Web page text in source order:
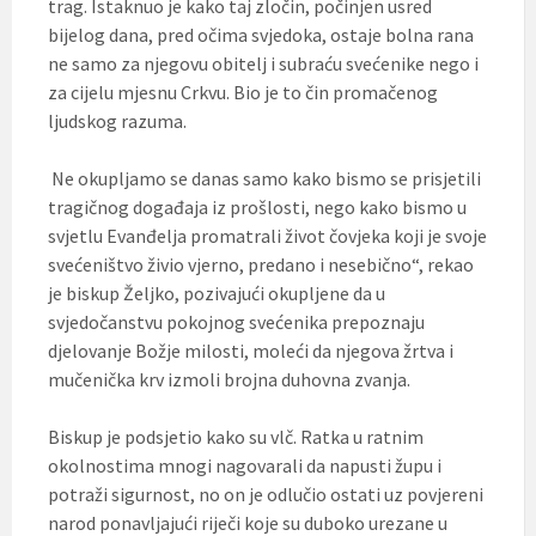
trag. Istaknuo je kako taj zločin, počinjen usred
bijelog dana, pred očima svjedoka, ostaje bolna rana
ne samo za njegovu obitelj i subraću svećenike nego i
za cijelu mjesnu Crkvu. Bio je to čin promačenog
ljudskog razuma.
Ne okupljamo se danas samo kako bismo se prisjetili
tragičnog događaja iz prošlosti, nego kako bismo u
svjetlu Evanđelja promatrali život čovjeka koji je svoje
svećeništvo živio vjerno, predano i nesebično“, rekao
je biskup Željko, pozivajući okupljene da u
svjedočanstvu pokojnog svećenika prepoznaju
djelovanje Božje milosti, moleći da njegova žrtva i
mučenička krv izmoli brojna duhovna zvanja.
Biskup je podsjetio kako su vlč. Ratka u ratnim
okolnostima mnogi nagovarali da napusti župu i
potraži sigurnost, no on je odlučio ostati uz povjereni
narod ponavljajući riječi koje su duboko urezane u